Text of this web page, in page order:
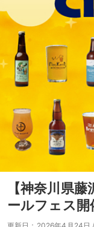
【神奈川県
ールフェス